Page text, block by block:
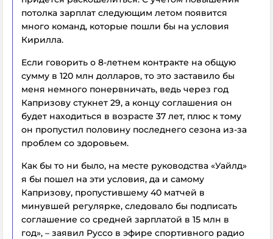
потолка зарплат следующим летом появится
много команд, которые пошли бы на условия
Кирилла.
Если говорить о 8-летнем контракте на общую
сумму в 120 млн долларов, то это заставило бы
меня немного понервничать, ведь через год
Капризову стукнет 29, а концу соглашения он
будет находиться в возрасте 37 лет, плюс к тому
он пропустил половину последнего сезона из-за
проблем со здоровьем.
Как бы то ни было, на месте руководства «Уайлд»
я бы пошел на эти условия, да и самому
Капризову, пропустившему 40 матчей в
минувшей регулярке, следовало бы подписать
соглашение со средней зарплатой в 15 млн в
год», – заявил Руссо в эфире спортивного радио